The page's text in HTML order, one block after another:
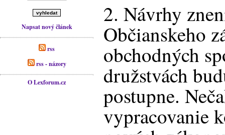
Napsat nový článek
rss
rss - názory
O Lexforum.cz
2. Návrhy
Občianskeho
obchodných
družstvách
postupne.
vypracovanie